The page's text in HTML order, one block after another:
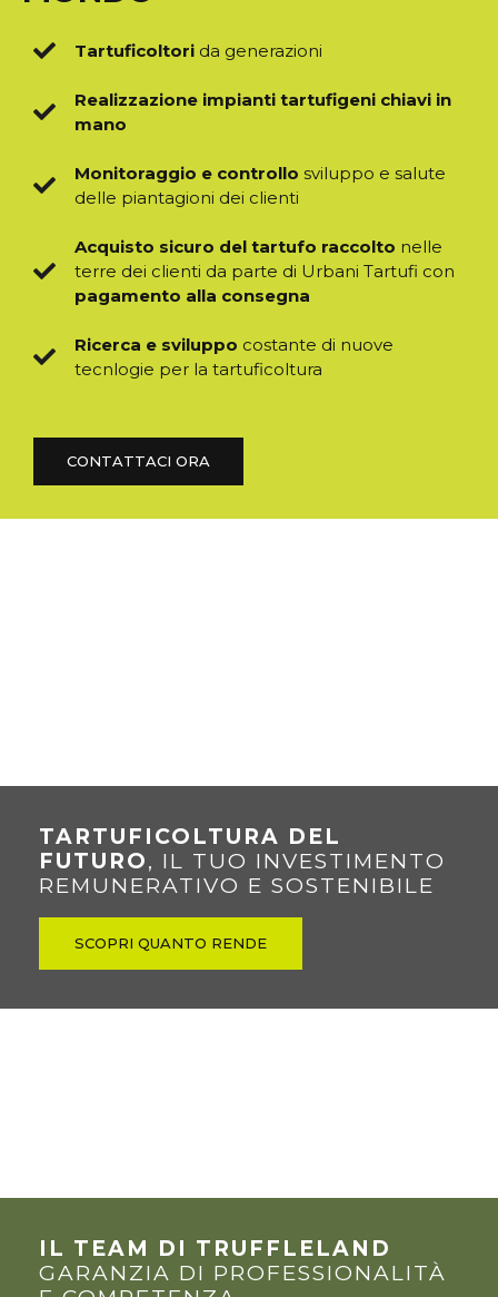
Tartuficoltori da generazioni
Realizzazione impianti tartufigeni chiavi in
mano
Monitoraggio e controllo sviluppo e salute
delle piantagioni dei clienti
Acquisto sicuro del tartufo raccolto nelle
terre dei clienti da parte di Urbani Tartufi con
pagamento alla consegna
Ricerca e sviluppo costante di nuove
tecnlogie per la tartuficoltura
CONTATTACI ORA
IL TEAM DI TRUFFLELAND
GARANZIA DI PROFESSIONALITÀ
TARTUFICOLTURA DEL
FUTURO, IL TUO INVESTIMENTO
REMUNERATIVO E SOSTENIBILE
SCOPRI QUANTO RENDE